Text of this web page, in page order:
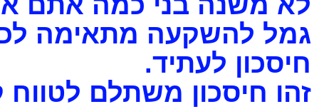
גמל להשקעה מתאימה
חיסכון לעתיד.
זהו חיסכון משתלם לטווח